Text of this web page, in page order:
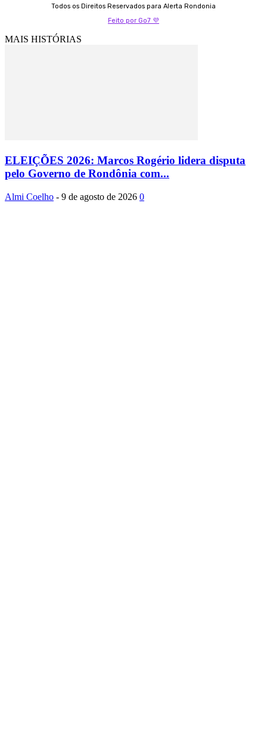
Todos os Direitos Reservados para Alerta Rondonia
Feito por Go7 💜
MAIS HISTÓRIAS
ELEIÇÕES 2026: Marcos Rogério lidera disputa
pelo Governo de Rondônia com...
Almi Coelho - 9 de agosto de 2026 0